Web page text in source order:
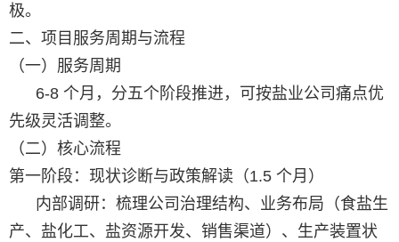
极。
二、项目服务周期与流程
（一）服务周期
6-8 个月，分五个阶段推进，可按盐业公司痛点优
先级灵活调整。
（二）核心流程
第一阶段：现状诊断与政策解读（1.5 个月）
内部调研：梳理公司治理结构、业务布局（食盐生
产、盐化工、盐资源开发、销售渠道）、生产装置状